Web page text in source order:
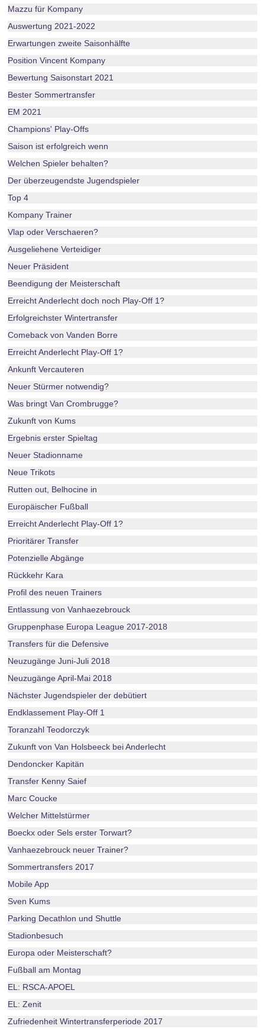
Mazzu für Kompany
Auswertung 2021-2022
Erwartungen zweite Saisonhälfte
Position Vincent Kompany
Bewertung Saisonstart 2021
Bester Sommertransfer
EM 2021
Champions' Play-Offs
Saison ist erfolgreich wenn
Welchen Spieler behalten?
Der überzeugendste Jugendspieler
Top 4
Kompany Trainer
Vlap oder Verschaeren?
Ausgeliehene Verteidiger
Neuer Präsident
Beendigung der Meisterschaft
Erreicht Anderlecht doch noch Play-Off 1?
Erfolgreichster Wintertransfer
Comeback von Vanden Borre
Erreicht Anderlecht Play-Off 1?
Ankunft Vercauteren
Neuer Stürmer notwendig?
Was bringt Van Crombrugge?
Zukunft von Kums
Ergebnis erster Spieltag
Neuer Stadionname
Neue Trikots
Rutten out, Belhocine in
Europäischer Fußball
Erreicht Anderlecht Play-Off 1?
Prioritärer Transfer
Potenzielle Abgänge
Rückkehr Kara
Profil des neuen Trainers
Entlassung von Vanhaezebrouck
Gruppenphase Europa League 2017-2018
Transfers für die Defensive
Neuzugänge Juni-Juli 2018
Neuzugänge April-Mai 2018
Nächster Jugendspieler der debütiert
Endklassement Play-Off 1
Toranzahl Teodorczyk
Zukunft von Van Holsbeeck bei Anderlecht
Dendoncker Kapitän
Transfer Kenny Saief
Marc Coucke
Welcher Mittelstürmer
Boeckx oder Sels erster Torwart?
Vanhaezebrouck neuer Trainer?
Sommertransfers 2017
Mobile App
Sven Kums
Parking Decathlon und Shuttle
Stadionbesuch
Europa oder Meisterschaft?
Fußball am Montag
EL: RSCA-APOEL
EL: Zenit
Zufriedenheit Wintertransferperiode 2017